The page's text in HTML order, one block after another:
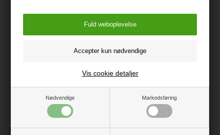
Nødvendige Markedsføring
Vis cookie detaljer
Bamse Papegøje, 20 cm